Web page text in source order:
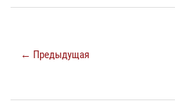
← Предыдущая